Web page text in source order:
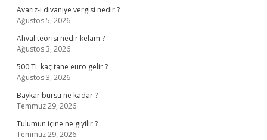
Avarız-i divaniye vergisi nedir ?
Ağustos 5, 2026
Ahval teorisi nedir kelam ?
Ağustos 3, 2026
500 TL kaç tane euro gelir ?
Ağustos 3, 2026
Baykar bursu ne kadar ?
Temmuz 29, 2026
Tulumun içine ne giyilir ?
Temmuz 29, 2026